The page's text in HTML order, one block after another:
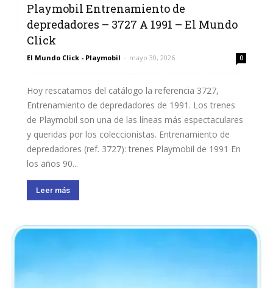
Playmobil Entrenamiento de
depredadores – 3727 A 1991 – El Mundo
Click
El Mundo Click - Playmobil - mayo 30, 2026 0
Hoy rescatamos del catálogo la referencia 3727,
Entrenamiento de depredadores de 1991. Los trenes
de Playmobil son una de las líneas más espectaculares
y queridas por los coleccionistas. Entrenamiento de
depredadores (ref. 3727): trenes Playmobil de 1991 En
los años 90...
Leer más